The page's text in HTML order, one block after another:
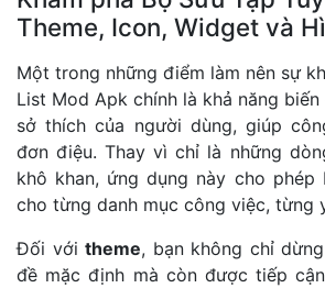
Theme, Icon, Widget và
Một trong những điểm làm nên sự
List Mod Apk chính là khả năng
sở thích của người dùng, giúp
đơn điệu. Thay vì chỉ là những
khô khan, ứng dụng này cho phép
cho từng danh mục công việc, từng
Đối vớitheme, bạn không chỉ
đề mặc định mà còn được tiếp